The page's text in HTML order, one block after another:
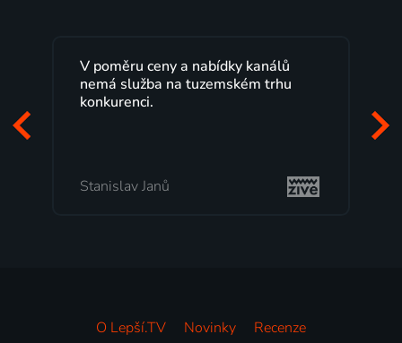
Lepší.TV sleduji už několik let s
maximální spokojeností. Velký výběr
začátek programu, to je přesně to, co
Milada Tomešová
O Lepší.TV Novinky
Recenze